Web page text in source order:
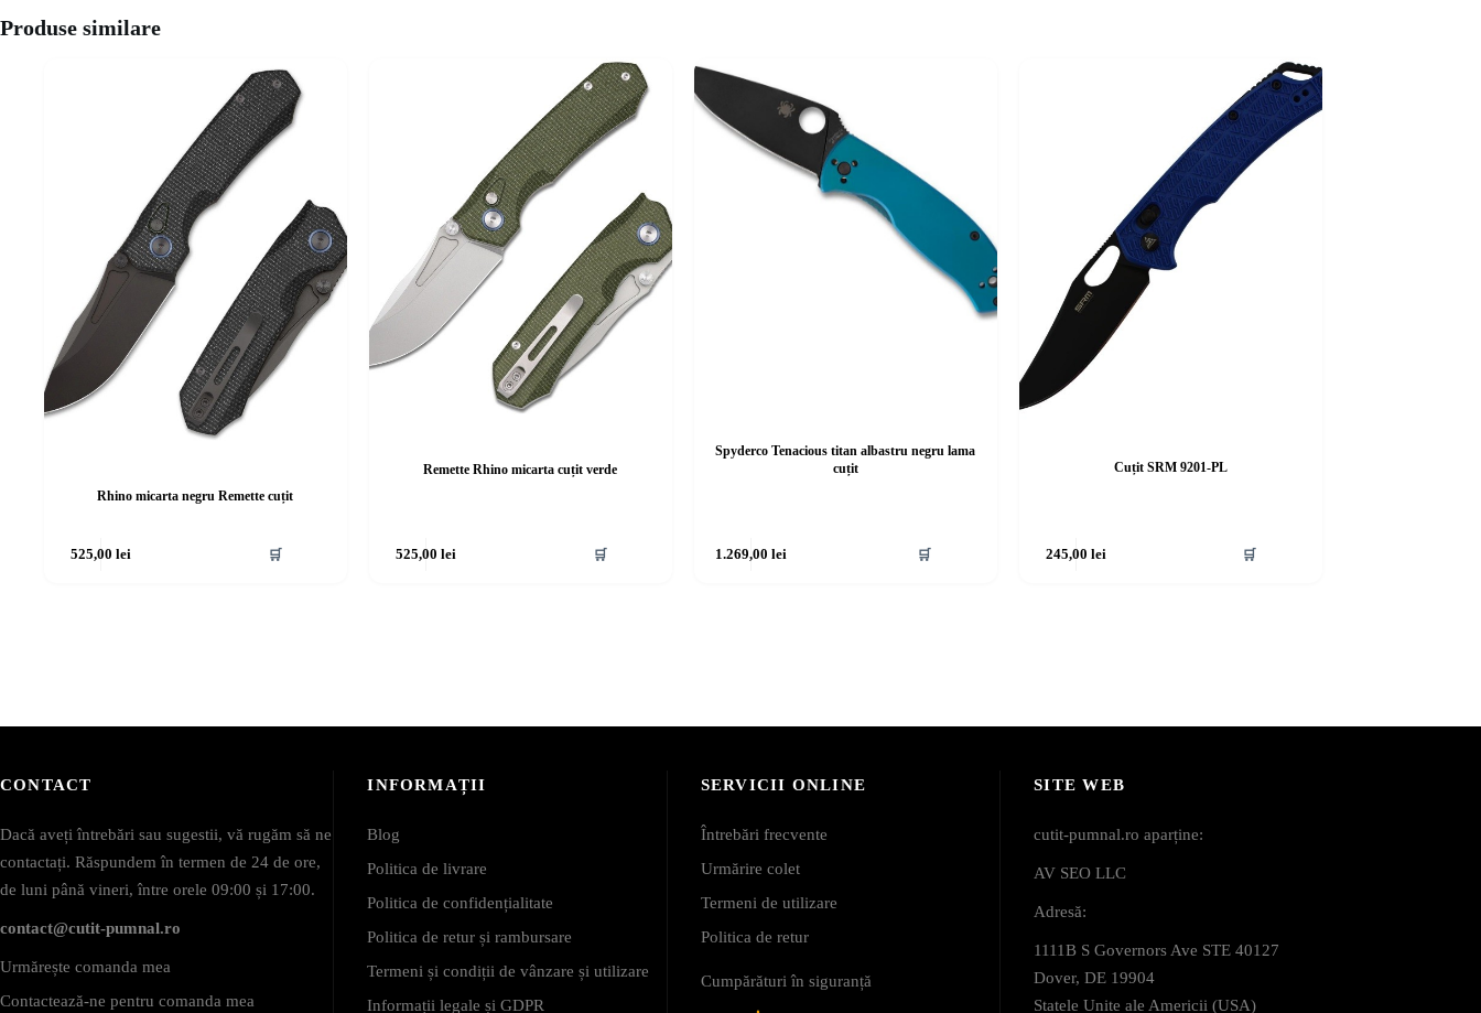
Produse similare
Rhino micarta negru Remette cuțit
525,00lei 🛒
Remette Rhino micarta cuțit verde
525,00lei 🛒
Spyderco Tenacious titan albastru negru lama
cuțit
1.269,00 lei 🛒
Cuțit SRM 9201-PL
245,00 lei 🛒
CONTACT
Dacă aveți întrebări sau sugestii, vă rugăm să ne
contactați. Răspundem în termen de 24 de ore,
de luni până vineri, între orele 09:00 și 17:00.
contact@cutit-pumnal.ro
Urmărește comanda mea
Contactează-ne pentru comanda mea
INFORMAȚII
Blog
Politica de livrare
Politica de confidențialitate
Politica de retur și rambursare
Termeni și condiții de vânzare și utilizare
Informații legale și GDPR
SERVICII ONLINE
Întrebări frecvente
Urmărire colet
Termeni de utilizare
Politica de retur
Cumpărături în siguranță
SITE WEB
cutit-pumnal.ro aparține:
AV SEO LLC
Adresă:
1111B S Governors Ave STE 40127
Dover, DE 19904
Statele Unite ale Americii (USA)